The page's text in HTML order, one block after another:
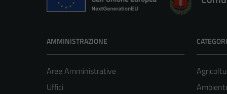
AMMINISTRAZIONE
Aree Amministrative
Uffici